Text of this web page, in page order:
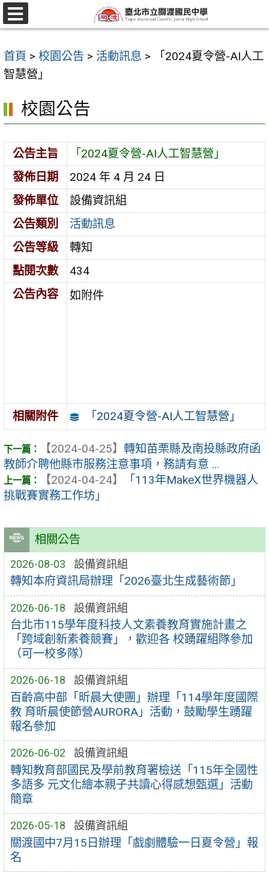
跳
至
要
內
區
選
單
首頁 > 校園公告 > 活動訊息 >
「2024夏令營-AI人工
智慧營」
相關公告
2026-08-03 設備資訊組
轉知本府資訊局辦理「2026臺北生成藝術節」
2026-06-18 設備資訊組
台北市115學年度科技人文素養教育實施計畫之
「跨域創新素養競賽」，歡迎各 校踴躍組隊參加
（可一校多隊）
2026-06-18 設備資訊組
百齡高中部「昕晨大使團」辦理「114學年度國際
教 育昕晨使節營AURORA」活動，鼓勵學生踴躍
報名參加
2026-06-02 設備資訊組
轉知教育部國民及學前教育署檢送「115年全國性
多語多 元文化繪本親子共讀心得感想甄選」活動
簡章
2026-05-18 設備資訊組
關渡國中7月15日辦理「戲劇體驗一日夏令營」報
名
校園公告
公告主旨
「2024夏令營-AI人工智慧營」
發佈日期
2024 年 4 月 24 日
發佈單位
設備資訊組
公告類別
活動訊息
公告等級
轉知
點閱次數
434
公告內容
如附件
相關附件 「2024夏令營-AI人工智慧營」
【2024-04-25】 轉知苗栗縣及南投縣政府函
教師介聘他縣市服務注意事項，務請有意 ...
【2024-04-24】
「113年MakeX世界機器人
挑戰賽實務工作坊」